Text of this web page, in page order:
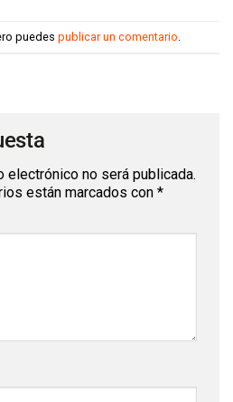
puedes publicar un comentario
electrónico no será publicada.
están marcados con *